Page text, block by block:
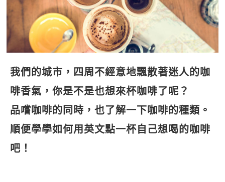
TOEFL 托福課程
開口溜英文
旅遊英文
基礎字彙
情境閱讀
英文文法技巧
英文寫作
英語俱樂部
ECAM
Let's Talk
日語
韓語
外語即時通
更多
一對一家教
數位學習教材
活動花絮
Recruiting
我們的城市，四周不經意地飄散著迷人的咖
啡香氣，你是不是也想來杯咖啡了呢？
品嚐咖啡的同時，也了解一下咖啡的種類。
順便學學如何用英文點一杯自己想喝的咖啡
吧！